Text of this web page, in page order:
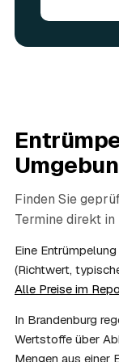
Sie
AWL Zentrum
keine
Sie mit Ihrem
Kosten?
Im Einzelfall
einem vom
stellen Sie vor
und holen die
über die
08 Bekomme
Finden Sie
Termine direkt in
Eine
(Richtwert,
Alle Preise im
In Brandenburg
Wertstoffe über
Mengen aus einer